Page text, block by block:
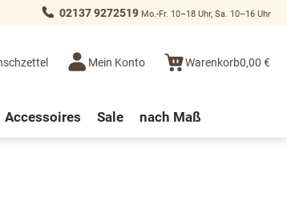
02137 9272519 Mo.-Fr. 10–18 Uhr, Sa. 10–16 Uhr
Mein Konto Warenkorb0,00 €
Accessoires Sale nach Maß